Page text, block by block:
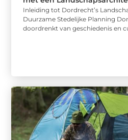
Inleiding tot Dordrecht’s
Duurzame Stedelijke Planning
doordrenkt van geschiedenis en